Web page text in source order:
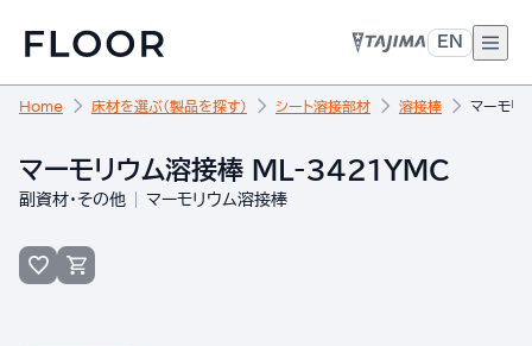
EN
Home 床材を選ぶ（製品を探す） シート溶接部材 溶接棒 マーモ
マーモリウム溶接棒 ML-3421YMC
副資材・その他 マーモリウム溶接棒